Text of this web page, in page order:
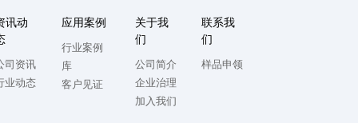
讯动
司资讯
业动态
应用案例
行业案例
库
客户见证
关于我
们
公司简介
企业治理
加入我们
联系我
们
样品申领